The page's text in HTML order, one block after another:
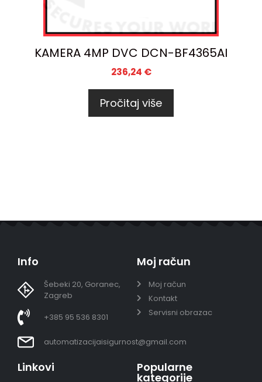
KAMERA 4MP DVC DCN-BF4365AI
236,24 €
Pročitaj više
Info
Šebeki 20, Goranec,
Zagreb
+385 95 536 8301
automatizacijaisigurnost@gmail.com
Moj račun
Moj račun
Kontakt
Servisni obrazac
Linkovi Popularne
kategorije